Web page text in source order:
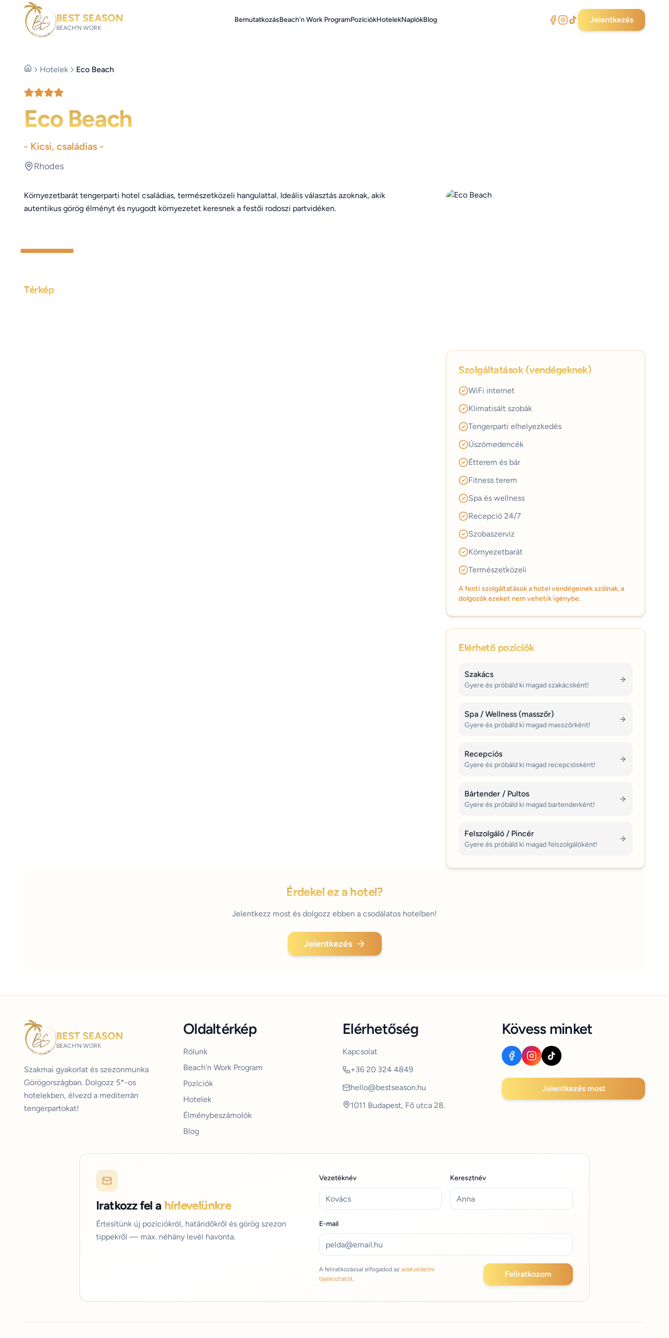
BEST SEASON
BEACH'N WORK
BemutatkozásBeach'n Work ProgramPozíciókHotelekNaplókBlog Jelentkezés
Hotelek Eco Beach
Eco Beach
- Kicsi, családias -
Rhodes
Környezetbarát tengerparti hotel családias, természetközeli hangulattal. Ideális választás azoknak, akik
autentikus görög élményt és nyugodt környezetet keresnek a festői rodoszi partvidéken.
Térkép
Szolgáltatások (vendégeknek)
WiFi internet
Klimatisált szobák
Tengerparti elhelyezkedés
Úszómedencék
Étterem és bár
Fitness terem
Spa és wellness
Recepció 24/7
Szobaszerviz
Környezetbarát
Természetközeli
A fenti szolgáltatások a hotel vendégeinek szólnak, a
dolgozók ezeket nem vehetik igénybe.
Elérhető pozíciók
Szakács
Gyere és próbáld ki magad szakácsként!
Spa / Wellness (masszőr)
Gyere és próbáld ki magad masszőrként!
Recepciós
Gyere és próbáld ki magad recepciósként!
Bártender / Pultos
Gyere és próbáld ki magad bartenderként!
Felszolgáló / Pincér
Gyere és próbáld ki magad felszolgálóként!
Érdekel ez a hotel?
Jelentkezz most és dolgozz ebben a csodálatos hotelben!
Jelentkezés
BEST SEASON
BEACH'N WORK
Szakmai gyakorlat és szezonmunka
Görögországban. Dolgozz 5*-os
hotelekben, élvezd a mediterrán
tengerpartokat!
Oldaltérkép
Rólunk
Beach'n Work Program
Pozíciók
Hotelek
Élménybeszámolók
Blog
Elérhetőség
Kapcsolat
+36 20 324 4849
hello@bestseason.hu
1011 Budapest, Fő utca 28.
Kövess minket
Jelentkezés most
Iratkozz fel a hírlevelünkre
Értesítünk új pozíciókról, határidőkről és görög szezon
tippekről — max. néhány levél havonta.
Vezetéknév Keresztnév
E-mail
A feliratkozással elfogadod az adatvédelmi
tájékoztatót. Feliratkozom